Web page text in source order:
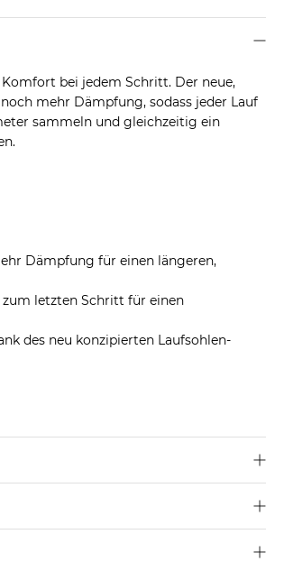
bei jedem Schritt. Der neue,
mehr Dämpfung, sodass jeder Lauf
sammeln und gleichzeitig ein
Dämpfung für einen längeren,
letzten Schritt für einen
des neu konzipierten Laufsohlen-